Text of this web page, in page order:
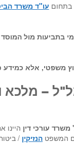
בתחום עו"ד משרד
בתביעות מול
משפטי, אלא כמידע
– מלכא
עורכי דין היינו
המשפט הנזיקין /